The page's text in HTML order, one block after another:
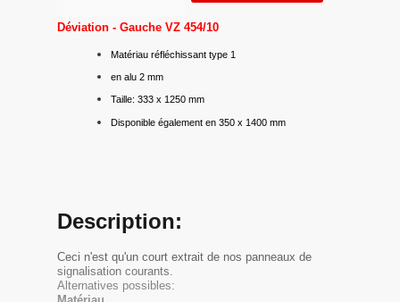
Déviation - Gauche VZ 454/10
Matériau réfléchissant type 1
en alu 2 mm
Taille: 333 x 1250 mm
Disponible également en 350 x 1400 mm
Description:
Ceci n'est qu'un court extrait de nos panneaux de
signalisation courants.
Alternatives possibles: